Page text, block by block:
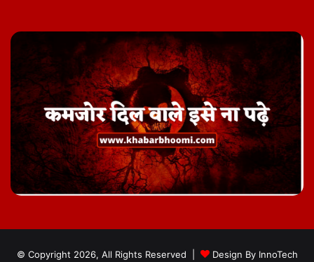
© Copyright 2026, All Rights Reserved | Design By InnoTech